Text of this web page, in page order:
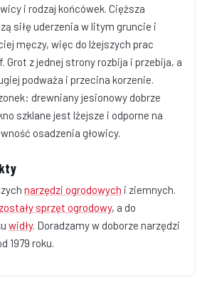
i rodzaj końcówek. Cięższa
siłę uderzenia w litym gruncie i
męczy, więc do lżejszych prac
Grot z jednej strony rozbija i przebija, a
podważa i przecina korzenie.
drewniany jesionowy dobrze
szklane jest lżejsze i odporne na
osadzenia głowicy.
narzędzi ogrodowych i ziemnych.
sprzęt ogrodowy, a do
widły. Doradzamy w doborze narzędzi
1979 roku.